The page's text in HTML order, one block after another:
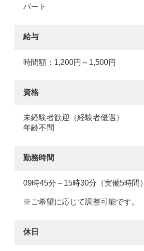
パート
給与
時間額：1,200円～1,500円
資格
未経験者歓迎（経験者優遇）
年齢不問
勤務時間
09時45分～15時30分（実働5時間）
※ご希望に応じて調整可能です。
休日